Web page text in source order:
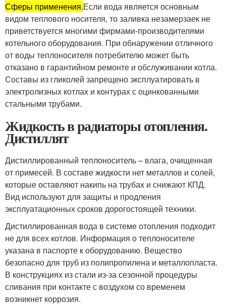
Сферы применения.Если вода является основным
видом теплового носителя, то заливка незамерзаек не
приветствуется многими фирмами-производителями
котельного оборудования. При обнаружении отличного
от воды теплоносителя потребителю может быть
отказано в гарантийном ремонте и обслуживании котла.
Составы из гликолей запрещено эксплуатировать в
электролизных котлах и контурах с оцинкованными
стальными трубами.
Жидкость в радиаторы отопления.
Дистиллят
Дистиллированный теплоноситель – влага, очищенная
от примесей. В составе жидкости нет металлов и солей,
которые оставляют накипь на трубах и снижают КПД.
Вид используют для защиты и продления
эксплуатационных сроков дорогостоящей техники.
Дистиллированная вода в системе отопления подходит
не для всех котлов. Информация о теплоносителе
указана в паспорте к оборудованию. Вещество
безопасно для труб из полипропилена и металлопласта.
В конструкциях из стали из-за сезонной процедуры
сливания при контакте с воздухом со временем
возникнет коррозия.